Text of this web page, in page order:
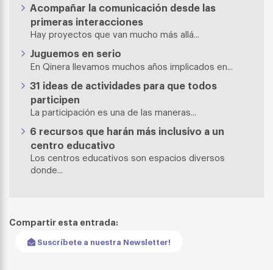
Acompañar la comunicación desde las
primeras interacciones
Hay proyectos que van mucho más allá...
Juguemos en serio
En Qinera llevamos muchos años implicados en...
31 ideas de actividades para que todos
participen
La participación es una de las maneras...
6 recursos que harán más inclusivo a un
centro educativo
Los centros educativos son espacios diversos
donde...
Compartir esta entrada:
Suscríbete a nuestra Newsletter!